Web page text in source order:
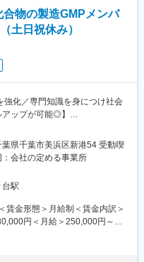
より、新薬の開発にも携われ
証体制の強化にも貢献できま
にはリーダーシップを発揮す
くことができます。
、9名のチームで業務を行いま
で、風通しの良い環境です。
す。1916年に国内で初めてカ
年以上の長きにわたり、医薬
合物の製造GMPメンバ
土日祝休み）
強化／専門知識を身につけ社会
ップが可能◎】
備部 製造GMPチームにて、
造管理及び品質管理の基準）に
連する書類の整備・改訂を担
滑化を支える役割を担いま
で、正確な記録や進捗管理を通
りに貢献します。
県千葉市美浜区新港54 受動喫
会社の定める事業所
駅
賃金形態＞月給制＜賃金内訳＞
円＜月給＞250,000円～